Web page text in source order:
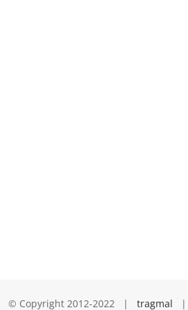
© Copyright 2012-2022 | tragmal |